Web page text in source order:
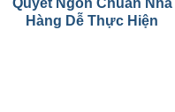
Hàng Dễ Thực Hiện